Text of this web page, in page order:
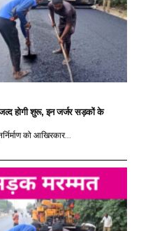
होगी शुरू, इन जर्जर सड़कों के
को आखिरकार...